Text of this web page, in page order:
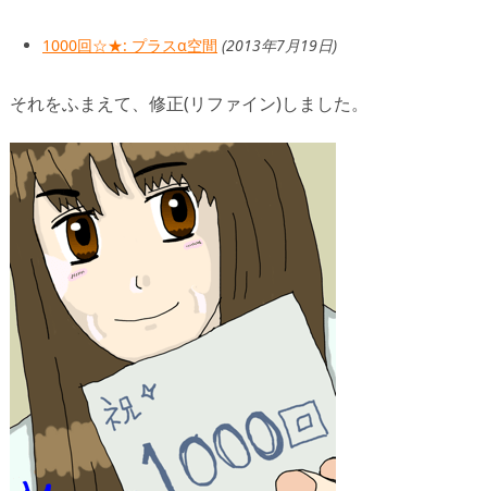
1000回☆★: プラスα空間 (2013年7月19日)
それをふまえて、修正(リファイン)しました。